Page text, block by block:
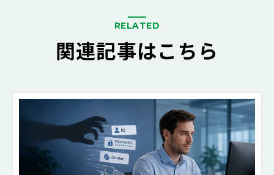
RELATED
関連記事はこちら